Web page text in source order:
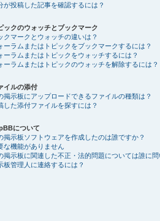
が投稿した記事を確認するには？
ックのウォッチとブックマーク
クマークとウォッチの違いは？
ーラムまたはトピックをブックマークするには？
ーラムまたはトピックをウォッチするには？
ーラムまたはトピックのウォッチを解除するには？
イルの添付
掲示板にアップロードできるファイルの種類は？
した添付ファイルを探すには？
について
掲示板ソフトウェアを作成したのは誰ですか？
な機能がありません
掲示板に関連した不正・法的問題については誰に
板管理人に連絡するには？